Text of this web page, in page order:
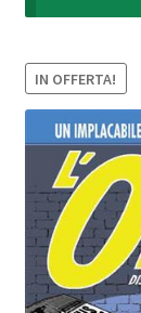
IN OFFERTA!